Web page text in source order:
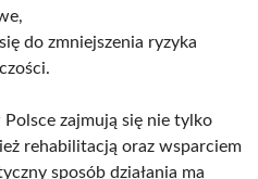
do zmniejszenia ryzyka
Polsce zajmują się nie tylko
rehabilitacją oraz wsparciem
sposób działania ma